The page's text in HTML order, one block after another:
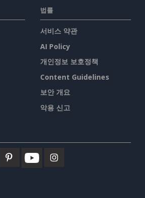
법률
서비스 약관
AI Policy
개인정보 보호정책
Content Guidelines
보안 개요
악용 신고